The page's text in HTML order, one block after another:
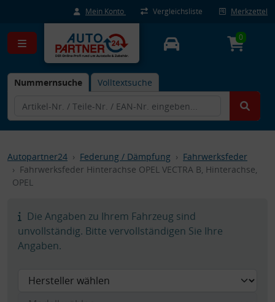
Mein Konto Vergleichsliste Merkzettel
Nummernsuche Volltextsuche
0
Autopartner24 Federung / Dämpfung
Fahrwerksfeder
Fahrwerksfeder Hinterachse OPEL VECTRA B, Hinterachse,
OPEL
Die Angaben zu Ihrem Fahrzeug sind
unvollständig. Bitte vervollständigen Sie Ihre
Angaben.